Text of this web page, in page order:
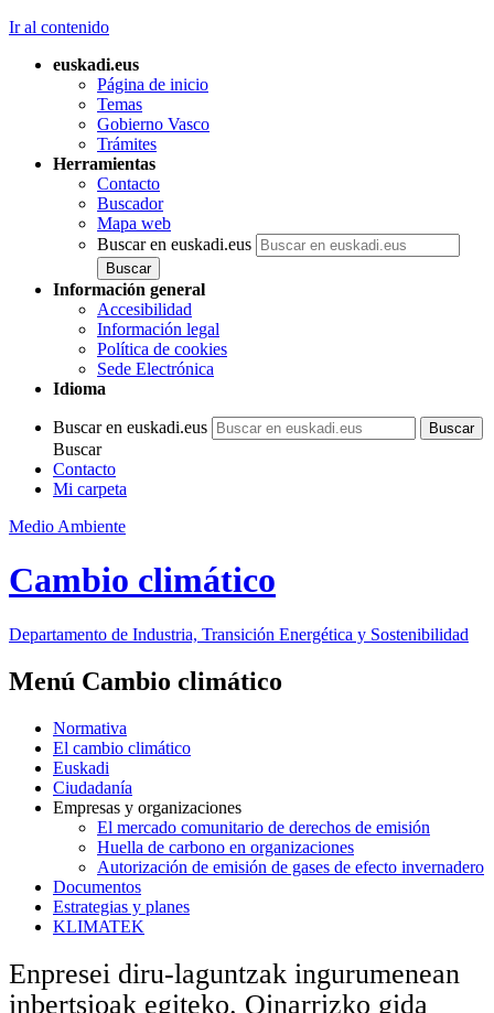
Ir al contenido
euskadi.eus
Página de inicio
Temas
Gobierno Vasco
Trámites
Herramientas
Contacto
Buscador
Mapa web
Buscar en euskadi.eus
Información general
Accesibilidad
Información legal
Política de cookies
Sede Electrónica
Idioma
Buscar en euskadi.eus
Buscar
Contacto
Mi carpeta
Medio Ambiente
Cambio climático
Departamento de Industria, Transición Energética y Sostenibilidad
Menú Cambio climático
Normativa
El cambio climático
Euskadi
Ciudadanía
Empresas y organizaciones
El mercado comunitario de derechos de emisión
Huella de carbono en organizaciones
Autorización de emisión de gases de efecto invernadero
Documentos
Estrategias y planes
KLIMATEK
Enpresei diru-laguntzak ingurumenean
inbertsioak egiteko. Oinarrizko gida